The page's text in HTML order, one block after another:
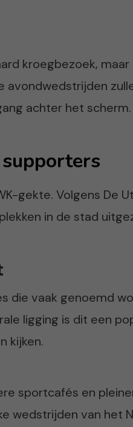
kroegbezoek,
avondwedstrijden
achter het scherm.
gekte. Volgens De
in de stad
die vaak genoemd
ligging is dit een
kijken.
sportcafés en
wedstrijden van het